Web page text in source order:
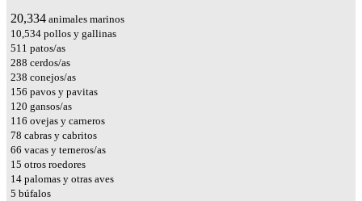
22,831 animales marinos
11,827 pollos y gallinas
574 patos/as
324 cerdos/as
267 conejos/as
175 pavos y pavitas
135 gansos/as
131 ovejas y carneros
88 cabras y cabritos
74 vacas y terneros/as
16 otros roedores
16 palomas y otras aves
6 búfalos